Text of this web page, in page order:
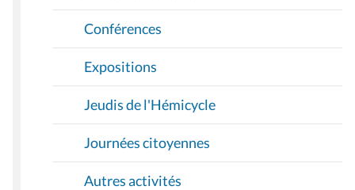
Conférences
Expositions
Jeudis de l'Hémicycle
Journées citoyennes
Autres activités